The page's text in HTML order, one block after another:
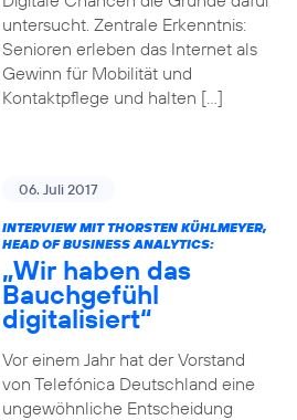
untersucht. Zentrale Erkenntnis:
Senioren erleben das Internet als
Gewinn für Mobilität und
Kontaktpflege und halten […]
06. Juli 2017
INTERVIEW MIT THORSTEN KÜHLMEYER,
HEAD OF BUSINESS ANALYTICS:
„Wir haben das
Bauchgefühl
digitalisiert“
Vor einem Jahr hat der Vorstand
von Telefónica Deutschland eine
ungewöhnliche Entscheidung